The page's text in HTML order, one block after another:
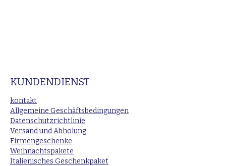
KUNDENDIENST
kontakt
Allgemeine Geschäftsbedingungen
Datenschutzrichtlinie
Versand und Abholung
Firmengeschenke
Weihnachtspakete
Italienisches Geschenkpaket